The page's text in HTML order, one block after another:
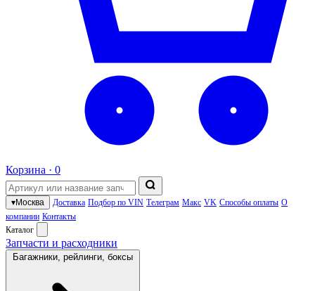
Корзина · 0
▾Москва Доставка Подбор по VIN Телеграм Макс VK Способы оплаты О
компании Контакты
Каталог
Запчасти и расходники
Багажники, рейлинги, боксы